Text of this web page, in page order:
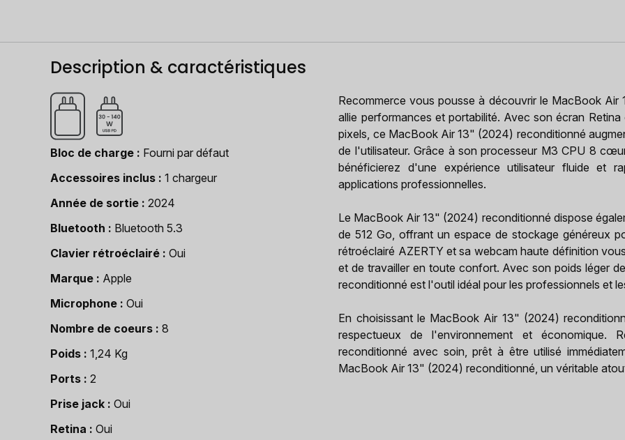
Description & caractéristiques
Bloc de charge
Fourni par défaut
Accessoires inclus
1 chargeur
Année de sortie
2024
Bluetooth
Bluetooth 5.3
Clavier rétroéclairé
Oui
Marque
Apple
Microphone
Oui
Nombre de coeurs
8
Poids
1,24 Kg
Ports
2
Prise jack
Oui
Retina
Oui
Recommerce vous pousse à découvrir le MacBook
allie performances et portabilité. Avec son écran
pixels, ce MacBook Air 13" (2024) reconditionné
de l'utilisateur. Grâce à son processeur M3 CPU 8
bénéficierez d'une expérience utilisateur fluide et
applications professionnelles.
Le MacBook Air 13" (2024) reconditionné dispose
de 512 Go, offrant un espace de stockage généreux
rétroéclairé AZERTY et sa webcam haute définition
et de travailler en toute confort. Avec son poids léger
reconditionné est l'outil idéal pour les professionnels et
En choisissant le MacBook Air 13" (2024)
respectueux de l'environnement et
reconditionné avec soin, prêt à être utilisé
MacBook Air 13" (2024) reconditionné, un véritable